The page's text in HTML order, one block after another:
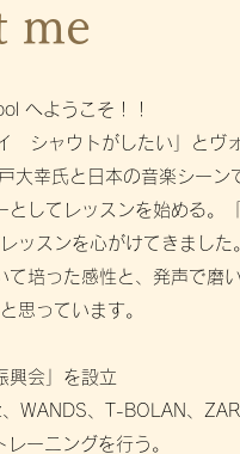
me
へようこそ！！
シャウトがしたい」とヴ
幸氏と日本の音楽シーン
してレッスンを始める。
ッスンを心がけてきました
培った感性と、発声で磨
思っています。
興会」を設立
WANDS、T-BOLAN、
ーニングを行う。